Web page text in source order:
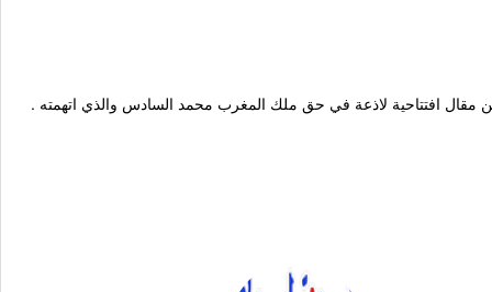
. قامت عناصر البوليس الكونغولي باعتقال 8 صحفيين يوم الخميس بعد مداهمة مقر جربدة اصداء الشمال بالعاصمة ليبروفيل وذلك لمنع توزيع العدد الذي تضمن مقال افتتاحية لاذعة في حق ملك المغرب محمد السادس والذي اتهمته